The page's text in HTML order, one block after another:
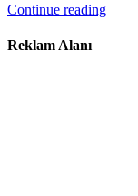
Continue reading
Reklam Alanı